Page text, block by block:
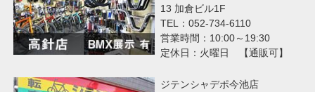
13 加倉ビル1F
TEL：052-734-6110
営業時間：10:00～19:30
定休日：火曜日 【通販可】
ジテンシャデポ今池店